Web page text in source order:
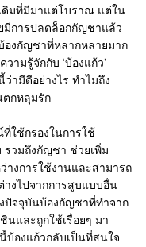
ดิมที่มีมาแต่โบราณ แต่ใน
มีการปลดล็อกกัญชาแล้ว
องกัญชาที่หลากหลายมาก
ามรู้จักกับ ‘บ้องแก้ว’
ามีดีอย่างไร ทำไมถึง
กหลุมรัก
ใช้กรองในการใช้
รวมถึงกัญชา ช่วยเพิ่ม
างการใช้งานและสามารถ
งไปจากการสูบแบบอื่น
ปัจจุบันบ้องกัญชาที่ทำจาก
นและถูกใช้เรื่อยๆ มา
บ้องแก้วกลับเป็นที่สนใจ